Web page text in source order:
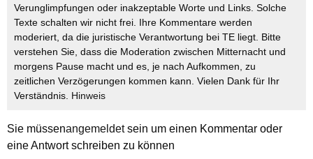
Verunglimpfungen oder inakzeptable Worte und Links. Solche
Texte schalten wir nicht frei. Ihre Kommentare werden
moderiert, da die juristische Verantwortung bei TE liegt. Bitte
verstehen Sie, dass die Moderation zwischen Mitternacht und
morgens Pause macht und es, je nach Aufkommen, zu
zeitlichen Verzögerungen kommen kann. Vielen Dank für Ihr
Verständnis. Hinweis
Sie müssenangemeldetsein um einen Kommentar oder
eine Antwort schreiben zu können